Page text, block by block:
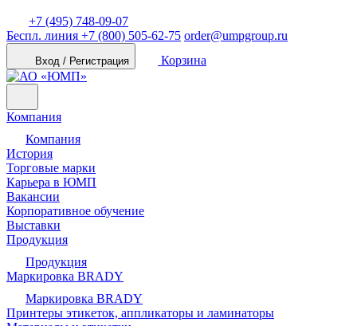
+7 (495) 748-09-07
Беспл. линия +7 (800) 505-62-75 order@umpgroup.ru
Вход / Регистрация Корзина
Компания
Компания
История
Торговые марки
Карьера в ЮМП
Вакансии
Корпоративное обучение
Выставки
Продукция
Продукция
Маркировка BRADY
Маркировка BRADY
Принтеры этикеток, аппликаторы и ламинаторы